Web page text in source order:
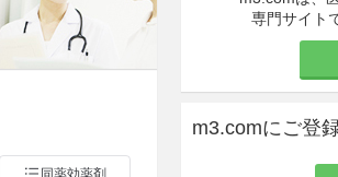
同薬効薬剤
専門サイト
m3.comにご登